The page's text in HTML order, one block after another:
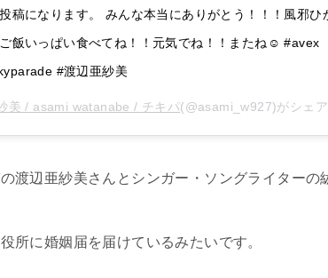
稿になります。 みんな本当にありがとう！！！風邪ひ
飯いっぱい食べてね！！元気でね！！またね☺︎ #avex
#渡辺亜紗美
美 / asami watanabe / チキパ(@asami_w927)がシェ
渡辺亜紗美さんとシンガー・ソングライターの
所に婚姻届を届けているみたいです。